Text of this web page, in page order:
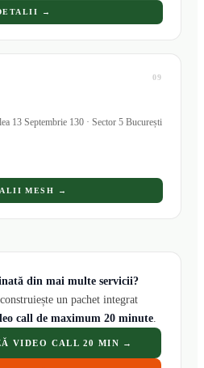
→
09
13 Septembrie 130 · Sector 5 București
MESH →
din mai multe servicii?
un pachet integrat
call de maximum 20 minute
VIDEO CALL 20 MIN →